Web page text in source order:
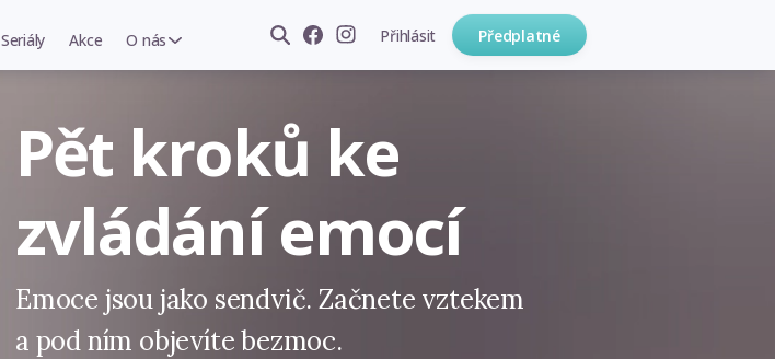
Seriály Akce O nás Přihlásit Předplatné
Pět kroků ke
zvládání emocí
Emoce jsou jako sendvič. Začnete vztekem
a pod ním objevíte bezmoc.